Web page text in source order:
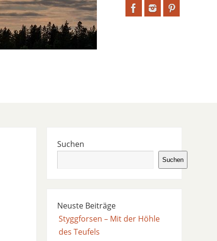
Suchen
Suchen
Neuste Beiträge
Styggforsen – Mit der Höhle
des Teufels